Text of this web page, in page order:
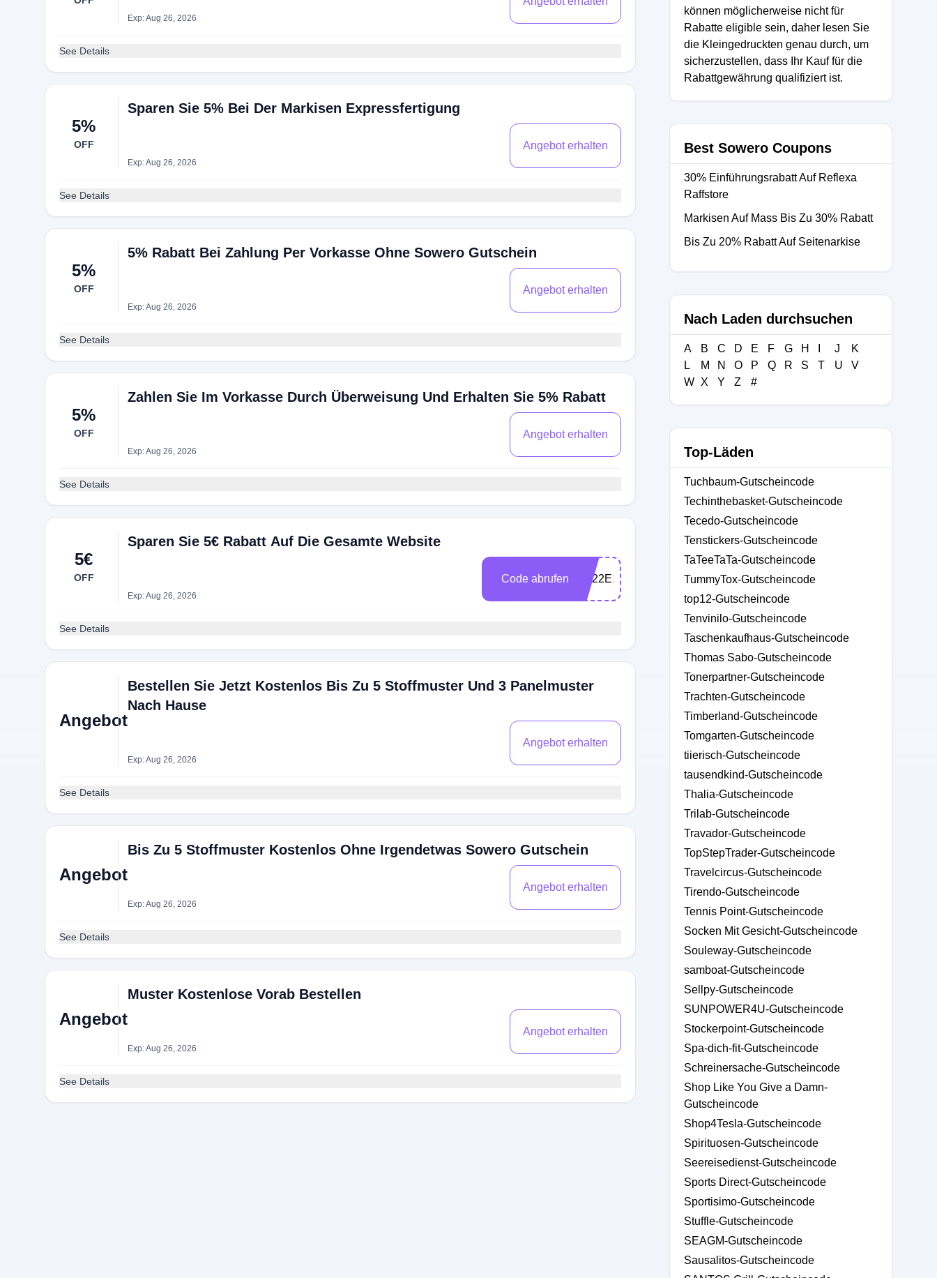
Exp: Aug 26, 2026
See Details
5%
OFF
Sparen Sie 5% Bei Der Markisen Expressfertigung
Exp: Aug 26, 2026
Angebot erhalten
See Details
5%
OFF
5% Rabatt Bei Zahlung Per Vorkasse Ohne Sowero Gutschein
Exp: Aug 26, 2026
Angebot erhalten
See Details
5%
OFF
Zahlen Sie Im Vorkasse Durch Überweisung Und Erhalten Sie 5% Rabatt
Exp: Aug 26, 2026
Angebot erhalten
See Details
5€
OFF
Sparen Sie 5€ Rabatt Auf Die Gesamte Website
Exp: Aug 26, 2026
Code abrufen 8O22E17O5
See Details
Angebot
Bestellen Sie Jetzt Kostenlos Bis Zu 5 Stoffmuster Und 3 Panelmuster
Nach Hause
Exp: Aug 26, 2026
Angebot erhalten
See Details
Angebot
Bis Zu 5 Stoffmuster Kostenlos Ohne Irgendetwas Sowero Gutschein
Exp: Aug 26, 2026
Angebot erhalten
See Details
Angebot
Muster Kostenlose Vorab Bestellen
Exp: Aug 26, 2026
Angebot erhalten
See Details
können möglicherweise nicht für
Rabatte eligible sein, daher lesen Sie
die Kleingedruckten genau durch, um
sicherzustellen, dass Ihr Kauf für die
Rabattgewährung qualifiziert ist.
Best Sowero Coupons
30% Einführungsrabatt Auf Reflexa
Raffstore
Markisen Auf Mass Bis Zu 30% Rabatt
Bis Zu 20% Rabatt Auf Seitenarkise
Nach Laden durchsuchen
A B C D E F G H J
K
L
M N O P Q R S T U
V
W X Y Z #
Top-Läden
Tuchbaum-Gutscheincode
Techinthebasket-Gutscheincode
Tecedo-Gutscheincode
Tenstickers-Gutscheincode
TaTeeTaTa-Gutscheincode
TummyTox-Gutscheincode
top12-Gutscheincode
Tenvinilo-Gutscheincode
Taschenkaufhaus-Gutscheincode
Thomas Sabo-Gutscheincode
Tonerpartner-Gutscheincode
Trachten-Gutscheincode
Timberland-Gutscheincode
Tomgarten-Gutscheincode
tiierisch-Gutscheincode
tausendkind-Gutscheincode
Thalia-Gutscheincode
Trilab-Gutscheincode
Travador-Gutscheincode
TopStepTrader-Gutscheincode
Travelcircus-Gutscheincode
Tirendo-Gutscheincode
Tennis Point-Gutscheincode
Socken Mit Gesicht-Gutscheincode
Souleway-Gutscheincode
samboat-Gutscheincode
Sellpy-Gutscheincode
SUNPOWER4U-Gutscheincode
Stockerpoint-Gutscheincode
Spa-dich-fit-Gutscheincode
Schreinersache-Gutscheincode
Shop Like You Give a Damn-
Gutscheincode
Shop4Tesla-Gutscheincode
Spirituosen-Gutscheincode
Seereisedienst-Gutscheincode
Sports Direct-Gutscheincode
Sportisimo-Gutscheincode
Stuffle-Gutscheincode
SEAGM-Gutscheincode
Sausalitos-Gutscheincode